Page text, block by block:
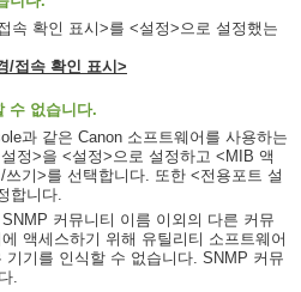
속 확인 표시>를 <설정>으로 설정했는
/접속 확인 표시>
수 없습니다.
과 같은 Canon 소프트웨어를 사용하는
정>을 <설정>으로 설정하고 <MIB 액
기>를 선택합니다. 또한 <전용포트 설
합니다.
커뮤니티 이름 이외의 다른 커뮤
액세스하기 위해 유틸리티 소프트웨어
기기를 인식할 수 없습니다. SNMP 커뮤
.